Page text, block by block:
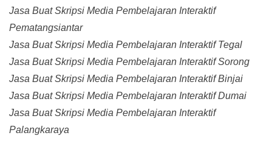
Jasa Buat Skripsi Media Pembelajaran Interaktif
Pematangsiantar
Jasa Buat Skripsi Media Pembelajaran Interaktif Tegal
Jasa Buat Skripsi Media Pembelajaran Interaktif Sorong
Jasa Buat Skripsi Media Pembelajaran Interaktif Binjai
Jasa Buat Skripsi Media Pembelajaran Interaktif Dumai
Jasa Buat Skripsi Media Pembelajaran Interaktif
Palangkaraya